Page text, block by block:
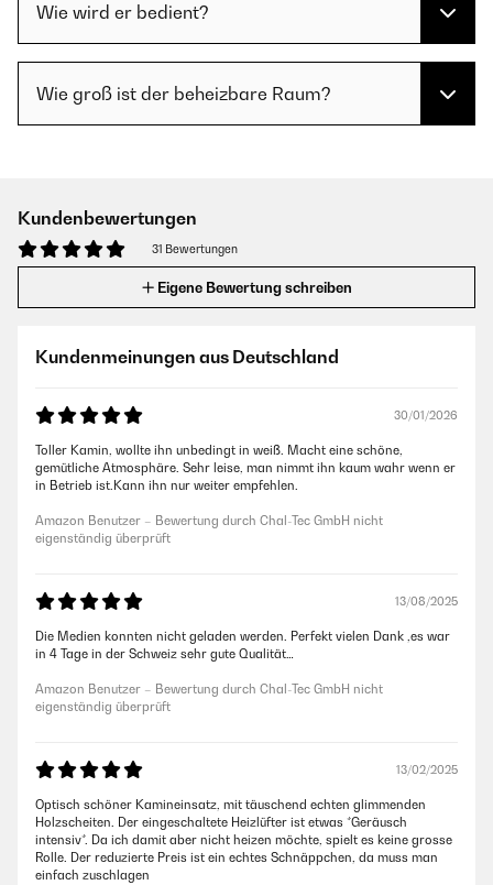
Wie wird er bedient?
Wie groß ist der beheizbare Raum?
Kundenbewertungen
31 Bewertungen
Eigene Bewertung schreiben
Kundenmeinungen aus Deutschland
30/01/2026
Toller Kamin, wollte ihn unbedingt in weiß. Macht eine schöne,
gemütliche Atmosphäre. Sehr leise, man nimmt ihn kaum wahr wenn er
in Betrieb ist.Kann ihn nur weiter empfehlen.
Amazon Benutzer – Bewertung durch Chal-Tec GmbH nicht
eigenständig überprüft
13/08/2025
Die Medien konnten nicht geladen werden. Perfekt vielen Dank ,es war
in 4 Tage in der Schweiz sehr gute Qualität…
Amazon Benutzer – Bewertung durch Chal-Tec GmbH nicht
eigenständig überprüft
13/02/2025
Optisch schöner Kamineinsatz, mit täuschend echten glimmenden
Holzscheiten. Der eingeschaltete Heizlüfter ist etwas *Geräusch
intensiv*. Da ich damit aber nicht heizen möchte, spielt es keine grosse
Rolle. Der reduzierte Preis ist ein echtes Schnäppchen, da muss man
einfach zuschlagen